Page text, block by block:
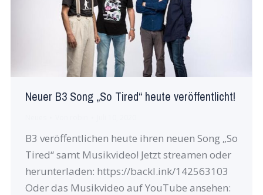
Neuer B3 Song „So Tired“ heute veröffentlicht!
B3 veröffentlichen heute ihren neuen Song „So
Tired“ samt Musikvideo! Jetzt streamen oder
herunterladen: https://backl.ink/142563103
Oder das Musikvideo auf YouTube ansehen: